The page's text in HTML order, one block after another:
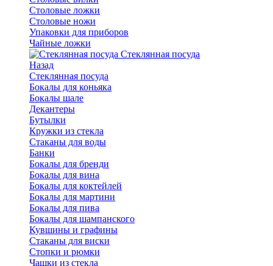
Столовые ложки
Столовые ножи
Упаковки для приборов
Чайные ложки
Стеклянная посуда
Назад
Стеклянная посуда
Бокалы для коньяка
Бокалы шале
Декантеры
Бутылки
Кружки из стекла
Стаканы для воды
Банки
Бокалы для бренди
Бокалы для вина
Бокалы для коктейлей
Бокалы для мартини
Бокалы для пива
Бокалы для шампанского
Кувшины и графины
Стаканы для виски
Стопки и рюмки
Чашки из стекла